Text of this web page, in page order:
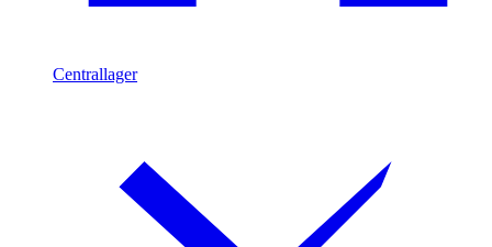
Centrallager